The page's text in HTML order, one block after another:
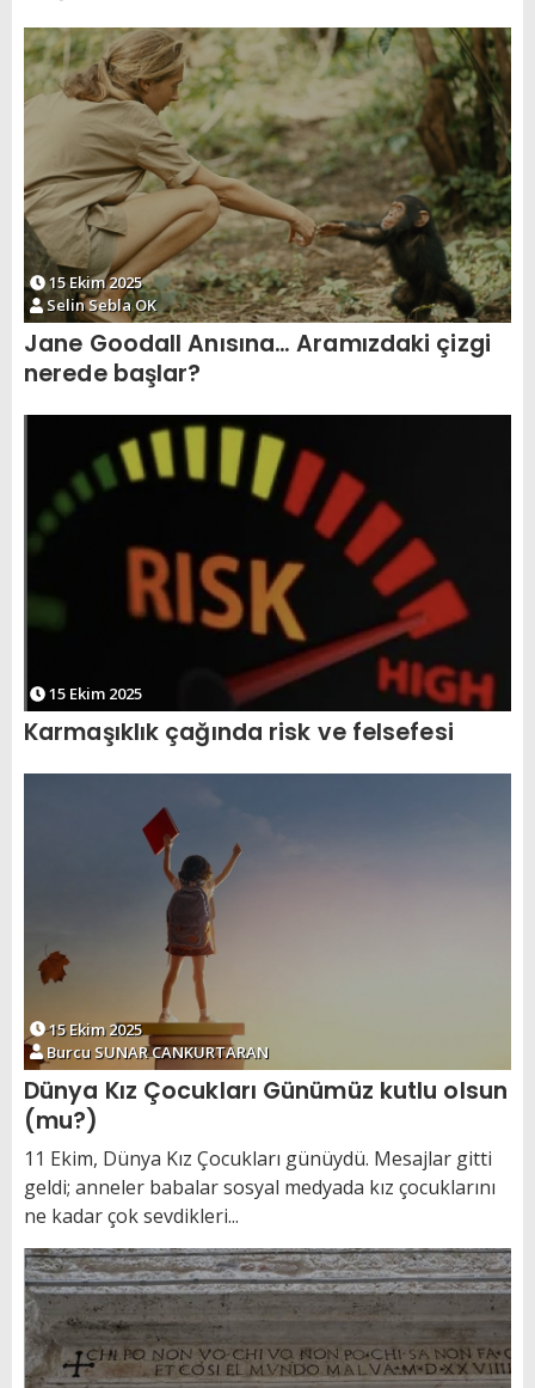
15 Ekim 2025
Selin Sebla OK
Jane Goodall Anısına… Aramızdaki çizgi
nerede başlar?
15 Ekim 2025
Karmaşıklık çağında risk ve felsefesi
15 Ekim 2025
Burcu SUNAR CANKURTARAN
Dünya Kız Çocukları Günümüz kutlu olsun
(mu?)
11 Ekim, Dünya Kız Çocukları günüydü. Mesajlar gitti
geldi; anneler babalar sosyal medyada kız çocuklarını
ne kadar çok sevdikleri...